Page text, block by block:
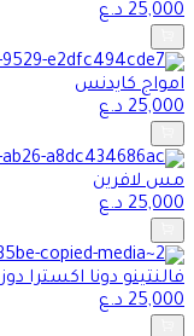
25,000د.ع
امواج كايدنس
25,000د.ع
مس لافرين
25,000د.ع
فالنتينو دونا اكسترا دوز
25,000د.ع